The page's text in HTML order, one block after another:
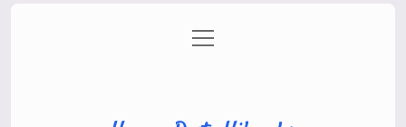
Gizlilik Politikası
menüyü
aç